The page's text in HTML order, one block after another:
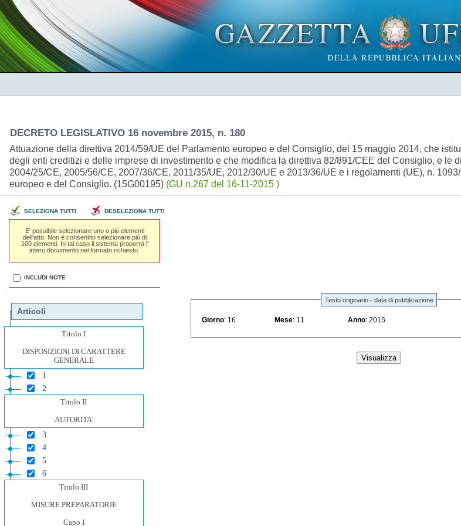
DECRETO LEGISLATIVO 16 novembre 2015, n. 180
Attuazione della direttiva 2014/59/UE del Parlamento europeo e del Consiglio, del 15 maggio 2014, che
degli enti creditizi e delle imprese di investimento e che modifica la direttiva 82/891/CEE del Consiglio, e le
2004/25/CE, 2005/56/CE, 2007/36/CE, 2011/35/UE, 2012/30/UE e 2013/36/UE e i regolamenti (UE), n.
europeo e del Consiglio. (15G00195) (GU n.267 del 16-11-2015 )
SELEZIONA TUTTI DESELEZIONA TUTTI
E' possibile selezionare uno o piú elementi
dell'atto. Non é consentito selezionare piú di
100 elementi. In tal caso il sistema proporrá l'
intero documento nel formato richiesto.
INCLUDI NOTE
Articoli
Titolo I
DISPOSIZIONI DI CARATTERE
GENERALE
1
2
Titolo II
AUTORITA'
3
4
5
6
Titolo III
MISURE PREPARATORIE
Capo I
Testo originario - data di pubblicazione
Giorno : 16 Mese : 11 Anno : 2015